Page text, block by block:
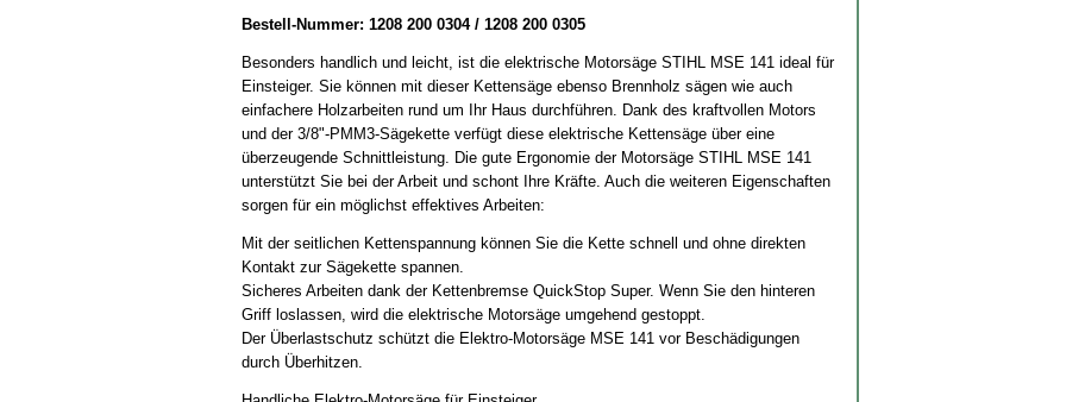
Bestell-Nummer: 1208 200 0304 / 1208 200 0305
Besonders handlich und leicht, ist die elektrische Motorsäge STIHL MSE 141 ideal für
Einsteiger. Sie können mit dieser Kettensäge ebenso Brennholz sägen wie auch
einfachere Holzarbeiten rund um Ihr Haus durchführen. Dank des kraftvollen Motors
und der 3/8"-PMM3-Sägekette verfügt diese elektrische Kettensäge über eine
überzeugende Schnittleistung. Die gute Ergonomie der Motorsäge STIHL MSE 141
unterstützt Sie bei der Arbeit und schont Ihre Kräfte. Auch die weiteren Eigenschaften
sorgen für ein möglichst effektives Arbeiten:
Mit der seitlichen Kettenspannung können Sie die Kette schnell und ohne direkten
Kontakt zur Sägekette spannen.
Sicheres Arbeiten dank der Kettenbremse QuickStop Super. Wenn Sie den hinteren
Griff loslassen, wird die elektrische Motorsäge umgehend gestoppt.
Der Überlastschutz schützt die Elektro-Motorsäge MSE 141 vor Beschädigungen
durch Überhitzen.